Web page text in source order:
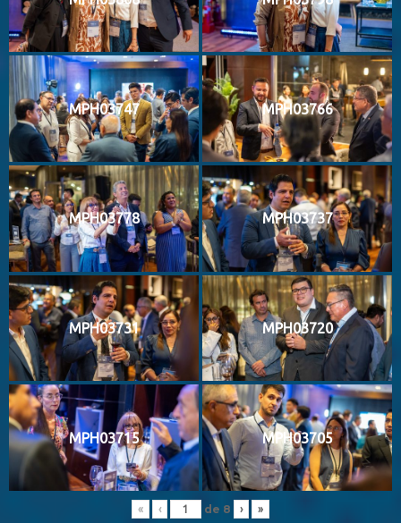
MPH03747 MPH03766
MPH03778 MPH03737
MPH03731 MPH03720
MPH03715 MPH03705
« ‹ de 8 › »